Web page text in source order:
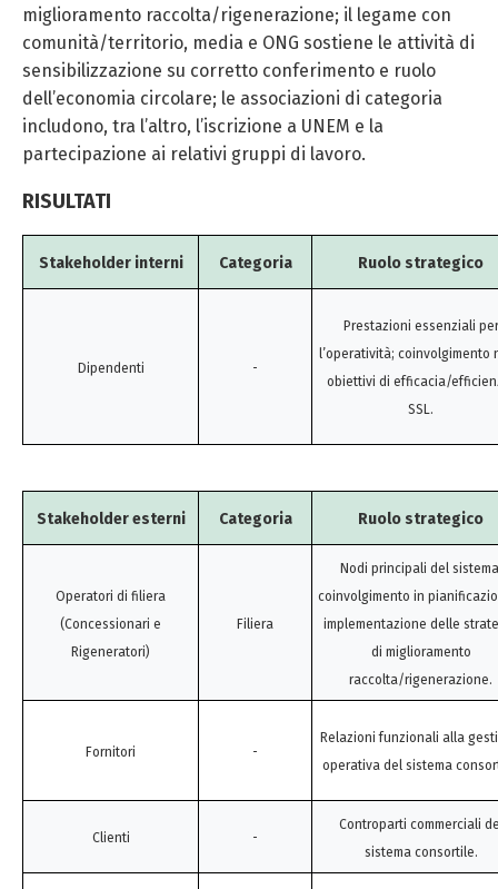
miglioramento raccolta/rigenerazione; il legame con
comunità/territorio, media e ONG sostiene le attività di
sensibilizzazione su corretto conferimento e ruolo
dell’economia circolare; le associazioni di categoria
includono, tra l’altro, l’iscrizione a UNEM e la
partecipazione ai relativi gruppi di lavoro.
RISULTATI
Stakeholder interni Categoria Ruolo strategico
Dipendenti -
Prestazioni essenziali per
l’operatività; coinvolgimento
obiettivi di efficacia/
SSL.
Stakeholder esterni Categoria Ruolo strategico
Operatori di filiera
(Concessionari e
Rigeneratori)
Filiera
Nodi principali del
coinvolgimento in
implementazione delle
di miglioramento
raccolta/rigenerazione.
Fornitori -
Relazioni funzionali alla
operativa del sistema
Clienti -
Controparti commerciali
sistema consortile.